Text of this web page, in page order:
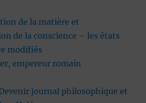
de la matière et
de la conscience – les états
modifiés
empereur romain
journal philosophique et